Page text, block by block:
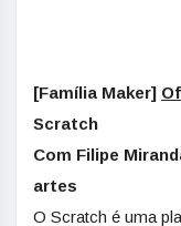
[Família Maker]
Scratch
Com Filipe
artes
O Scratch é uma